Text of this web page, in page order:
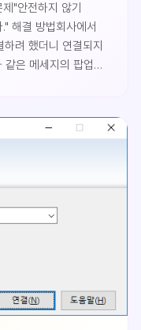
"안전하지 않기
해결 방법회사에서
려 했더니 연결되지
은 메세지의 팝업이
때문에 시스템이
이상이
니 원인은 다음과
ko-